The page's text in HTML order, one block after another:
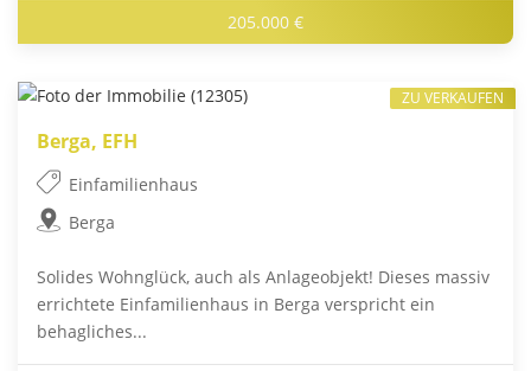
205.000 €
Berga, EFH
Einfamilienhaus
Berga
Solides Wohnglück, auch als Anlageobjekt! Dieses massiv
errichtete Einfamilienhaus in Berga verspricht ein
behagliches...
ZU VERKAUFEN